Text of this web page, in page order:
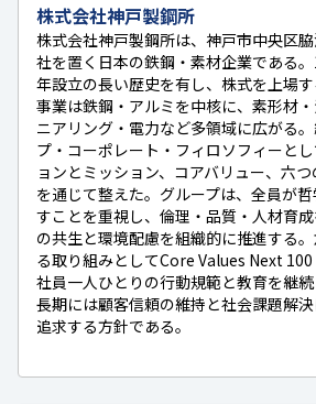
株式会社神戸製鋼所
株式会社神戸製鋼所は、神戸市中央区
社を置く日本の鉄鋼・素材企業である
年設立の長い歴史を有し、株式を上場す
事業は鉄鋼・アルミを中核に、素形材
ニアリング・電力など多領域に広がる
プ・コーポレート・フィロソフィーと
ョンとミッション、コアバリュー、六
を通じて整えた。グループは、全員が
すことを重視し、倫理・品質・人材育
の共生と環境配慮を組織的に推進する
る取り組みとしてCore Values Next 100
社員一人ひとりの行動規範と教育を継続
長期には顧客信頼の維持と社会課題解
追求する方針である。